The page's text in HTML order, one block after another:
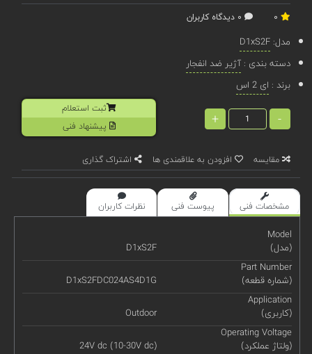
مدل:D1xS2F
دسته بندی :آژیر ضد انفجار
برند : ای 2 اس
-
+
ثبت استعلام
پیشنهاد فنی
مقایسه افزودن به علاقمندی ها اشتراک گذاری
مشخصات فنی پیوست فنی نظرات کاربران
Model
(مدل)
D1xS2F
Part Number
(شماره قطعه)
D1xS2FDC024AS4D1G
Application
(کاربری)
Outdoor
Operating Voltage
(ولتاژ عملکرد)
24V dc (10-30V dc)